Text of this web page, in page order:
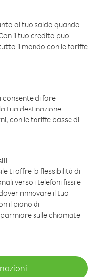
al tuo saldo quando
il tuo credito puoi
il mondo con le tariffe
consente di fare
tua destinazione
con le tariffe basse di
ti offre la flessibilità di
verso i telefoni fissi e
rinnovare il tuo
il piano di
sulle chiamate